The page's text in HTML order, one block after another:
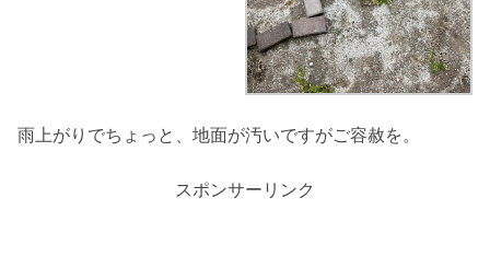
雨上がりでちょっと、地面が汚いですがご容赦を。
スポンサーリンク